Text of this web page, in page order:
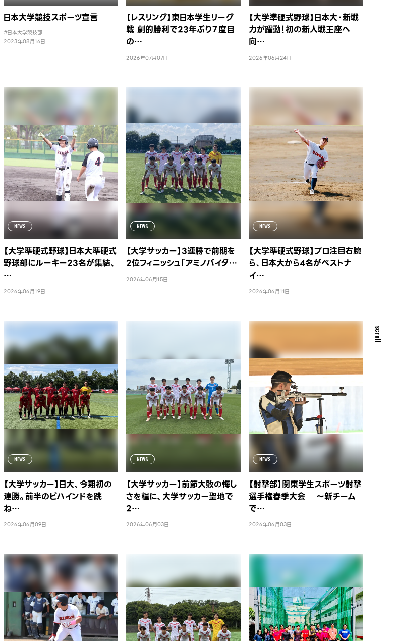
日本大学競技スポーツ宣言
#日本大学競技部
2023年08月16日
【レスリング】東日本学生リーグ
戦 劇的勝利で23年ぶり７度目
の…
2026年07月07日
【大学準硬式野球】日本大・新戦
力が躍動！初の新人戦王座へ
向…
2026年06月24日
NEWS
【大学準硬式野球】日本大準硬式
野球部にルーキー23名が集結、
…
2026年06月19日
NEWS
【大学サッカー】3連勝で前期を
2位フィニッシュ「アミノバイタ…
2026年06月15日
NEWS
【大学準硬式野球】プロ注目右腕
ら、日本大から4名がベストナ
イ…
2026年06月11日
NEWS
【大学サッカー】日大、今期初の
連勝。前半のビハインドを跳
ね…
2026年06月09日
NEWS
【大学サッカー】前節大敗の悔し
さを糧に、大学サッカー聖地で
2…
2026年06月03日
NEWS
【射撃部】関東学生スポーツ射撃
選手権春季大会 ～新チーム
で…
2026年06月03日
scroll